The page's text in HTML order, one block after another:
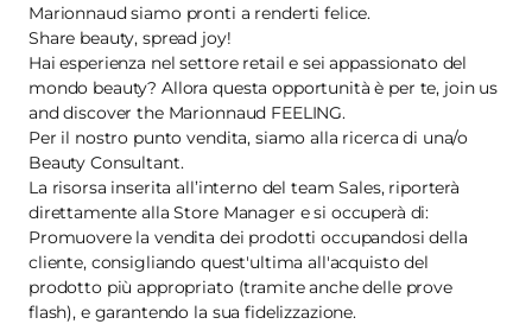
Marionnaud siamo pronti a renderti felice.
Share beauty, spread joy!
Hai esperienza nel settore retail e sei appassionato del
mondo beauty? Allora questa opportunità è per te, join us
and discover the Marionnaud FEELING.
Per il nostro punto vendita, siamo alla ricerca di una/o
Beauty Consultant.
La risorsa inserita all’interno del team Sales, riporterà
direttamente alla Store Manager e si occuperà di:
Promuovere la vendita dei prodotti occupandosi della
cliente, consigliando quest'ultima all'acquisto del
prodotto più appropriato (tramite anche delle prove
flash), e garantendo la sua fidelizzazione.